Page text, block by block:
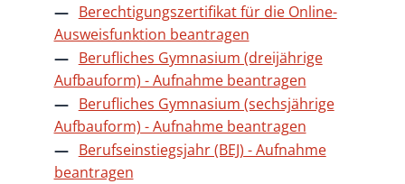
Berechtigungszertifikat für die Online-
Ausweisfunktion beantragen
Berufliches Gymnasium (dreijährige
Aufbauform) - Aufnahme beantragen
Berufliches Gymnasium (sechsjährige
Aufbauform) - Aufnahme beantragen
Berufseinstiegsjahr (BEJ) - Aufnahme
beantragen